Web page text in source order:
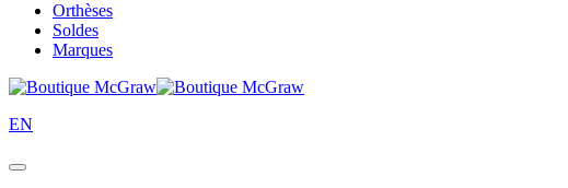
Orthèses
Soldes
Marques
EN